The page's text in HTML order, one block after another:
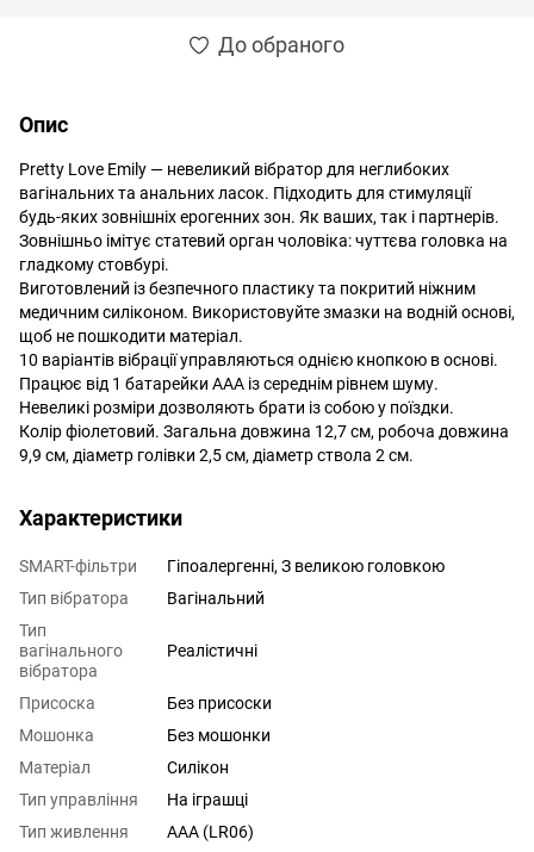
До обраного
Опис
Pretty Love Emily — невеликий вібратор для неглибоких
вагінальних та анальних ласок. Підходить для стимуляції
будь-яких зовнішніх ерогенних зон. Як ваших, так і партнерів.
Зовнішньо імітує статевий орган чоловіка: чуттєва головка на
гладкому стовбурі.
Виготовлений із безпечного пластику та покритий ніжним
медичним силіконом. Використовуйте змазки на водній основі,
щоб не пошкодити матеріал.
10 варіантів вібрації управляються однією кнопкою в основі.
Працює від 1 батарейки ААА із середнім рівнем шуму.
Невеликі розміри дозволяють брати із собою у поїздки.
Колір фіолетовий. Загальна довжина 12,7 см, робоча довжина
9,9 см, діаметр голівки 2,5 см, діаметр ствола 2 см.
Характеристики
SMART-фільтри
Гіпоалергенні, З великою головкою
Тип вібратора
Вагінальний
Тип
вагінального
вібратора
Реалістичні
Присоска
Без присоски
Мошонка
Без мошонки
Матеріал
Силікон
Тип управління
На іграшці
Тип живлення
AAA (LR06)